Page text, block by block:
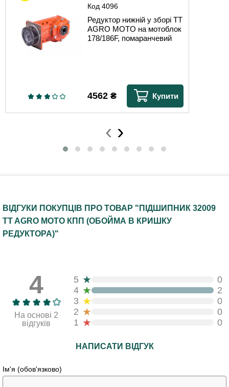
Код 4096
Редуктор нижній у зборі TT
AGRO MOTO на мотоблок
178/186F, помаранчевий
4562 ₴ Купити
‹ ›
ВІДГУКИ ПОКУПЦІВ ПРО ТОВАР "ПІДШИПНИК 32009
TT AGRO MOTO КПП (ОБОЙМА В КРИШКУ
РЕДУКТОРА)"
4
На основі 2
відгуків
5 ★
0
4 ★
2
3 ★
0
2 ★
0
1 ★ 0
НАПИСАТИ ВІДГУК
Ім'я (обов'язково)